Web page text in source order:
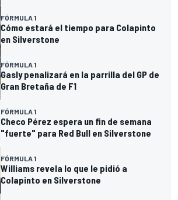
FÓRMULA 1
Cómo estará el tiempo para Colapinto
en Silverstone
FÓRMULA 1
Gasly penalizará en la parrilla del GP de
Gran Bretaña de F1
FÓRMULA 1
Checo Pérez espera un fin de semana
"fuerte" para Red Bull en Silverstone
FÓRMULA 1
Williams revela lo que le pidió a
Colapinto en Silverstone